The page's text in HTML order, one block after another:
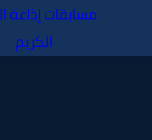
مسابقات إذاعة القرآن